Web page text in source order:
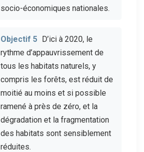
socio-économiques nationales.
Objectif 5 D’ici à 2020, le
rythme d’appauvrissement de
tous les habitats naturels, y
compris les forêts, est réduit de
moitié au moins et si possible
ramené à près de zéro, et la
dégradation et la fragmentation
des habitats sont sensiblement
réduites.